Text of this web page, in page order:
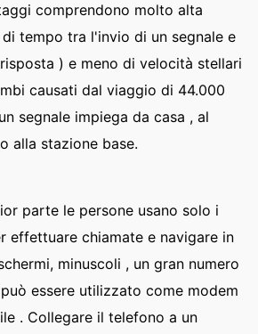
comprendono molto alta
tempo tra l'invio di un segnale e
) e meno di velocità stellari
causati dal viaggio di 44.000
segnale impiega da casa , al
alla stazione base.
parte le persone usano solo i
effettuare chiamate e navigare in
minuscoli , un gran numero
essere utilizzato come modem
. Collegare il telefono a un